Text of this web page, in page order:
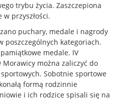
trybu życia. Zaszczepiona
przyszłości.
puchary, medale i nagrody
poszczególnych kategoriach.
medale. IV
można zaliczyć do
Sobotnie sportowe
formą rodzinnie
i ich rodzice spisali się na